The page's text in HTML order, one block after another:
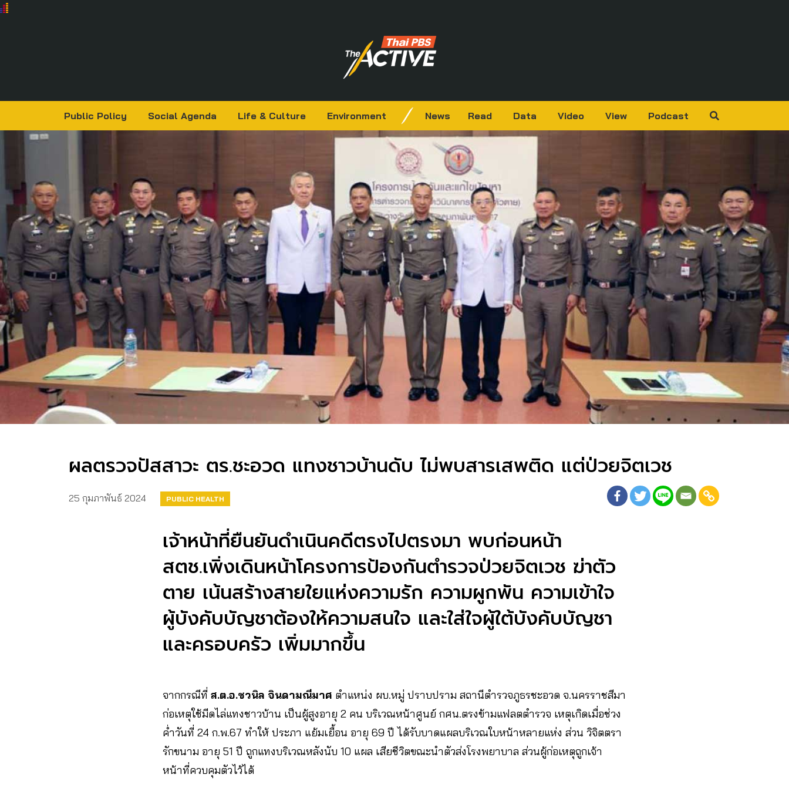
Public Policy Social Agenda Life & Culture Environment News Read Data Video View Podcast
ผลตรวจปัสสาวะ ตร.ชะอวด แทงชาวบ้านดับ ไม่พบสารเสพติด แต่ป่วยจิตเวช
25 กุมภาพันธ์ 2024 PUBLIC HEALTH
เจ้าหน้าที่ยืนยันดำเนินคดีตรงไปตรงมา พบก่อนหน้า
สตช.เพิ่งเดินหน้าโครงการป้องกันตำรวจป่วยจิตเวช ฆ่าตัว
ตาย เน้นสร้างสายใยแห่งความรัก ความผูกพัน ความเข้าใจ
ผู้บังคับบัญชาต้องให้ความสนใจ และใส่ใจผู้ใต้บังคับบัญชา
และครอบครัว เพิ่มมากขึ้น ​
จากกรณีที่ ส.ต.อ.ชวนิล จินดามณีมาศ ตำแหน่ง ผบ.หมู่ ปราบปราม สถานีตำรวจภูธรชะอวด จ.นครราชสีมา
ก่อเหตุใช้มีดไล่แทงชาวบ้าน เป็นผู้สูงอายุ 2 คน บริเวณหน้าศูนย์ กศน.ตรงข้ามแฟลตตำรวจ เหตุเกิดเมื่อช่วง
ค่ำวันที่ 24 ก.พ.67 ทำให้ ประภา แย้มเยื้อน อายุ 69 ปี ได้รับบาดแผลบริเวณใบหน้าหลายแห่ง ส่วน วิจิตตรา
รักขนาม อายุ 51 ปี ถูกแทงบริเวณหลังนับ 10 แผล เสียชีวิตขณะนำตัวส่งโรงพยาบาล ส่วนผู้ก่อเหตุถูกเจ้า
หน้าที่ควบคุมตัวไว้ได้